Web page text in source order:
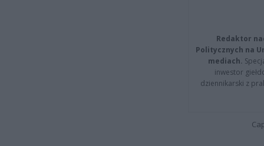
Redaktor
Politycznych na
mediach.
inwestor
dziennikarski z